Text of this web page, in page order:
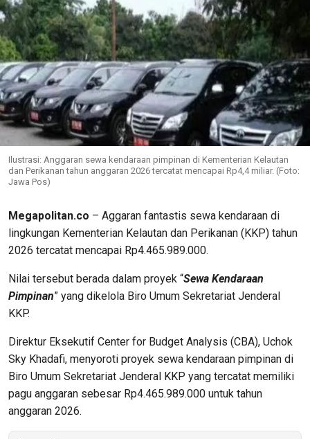
Ilustrasi: Anggaran sewa kendaraan pimpinan di Kementerian Kelautan
dan Perikanan tahun anggaran 2026 tercatat mencapai Rp4,4 miliar. (Foto:
Jawa Pos)
Megapolitan.co – Aggaran fantastis sewa kendaraan di
lingkungan Kementerian Kelautan dan Perikanan (KKP) tahun
2026 tercatat mencapai Rp4.465.989.000.
Nilai tersebut berada dalam proyek “Sewa Kendaraan
Pimpinan” yang dikelola Biro Umum Sekretariat Jenderal
KKP.
Direktur Eksekutif Center for Budget Analysis (CBA), Uchok
Sky Khadafi, menyoroti proyek sewa kendaraan pimpinan di
Biro Umum Sekretariat Jenderal KKP yang tercatat memiliki
pagu anggaran sebesar Rp4.465.989.000 untuk tahun
anggaran 2026.